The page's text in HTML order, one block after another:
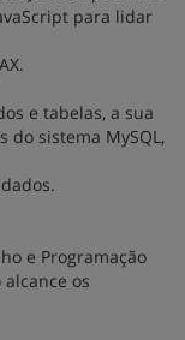
para lidar
e tabelas, a sua
do sistema MySQL,
e Programação
os